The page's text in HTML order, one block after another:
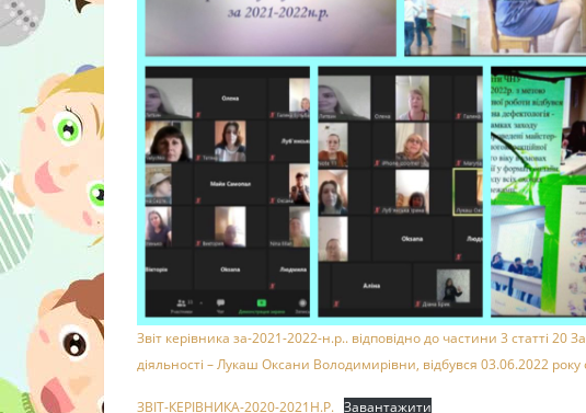
Звіт керівника за-2021-2022-н.р.. відповідно до частини 3 статті 20
діяльності – Лукаш Оксани Володимирівни, відбувся 03.06.2022
ЗВІТ-КЕРІВНИКА-2020-2021Н.Р. Завантажити